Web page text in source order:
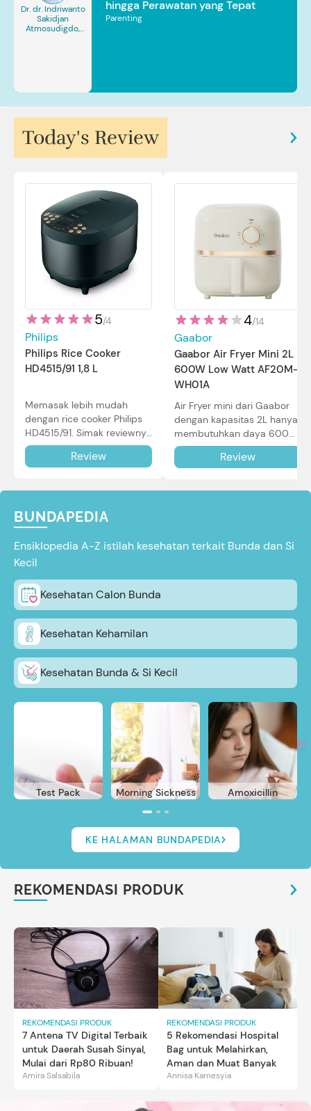
Dr. dr. Indriwanto
Sakidjan
Atmosudigdo,
hingga Perawatan yang Tepat
Parenting
Today's Review
5/4
Philips
Philips Rice Cooker
HD4515/91 1,8 L
Memasak lebih mudah
dengan rice cooker Philips
HD4515/91. Simak reviewnya
di sini.
Review
4/14
Gaabor
Gaabor Air Fryer Mini 2L
600W Low Watt AF20M-
WH01A
Air Fryer mini dari Gaabor
dengan kapasitas 2L hanya
membutuhkan daya 600W
dalam pemakaian. Simak
review selengkapnya di sini.
Review
BUNDAPEDIA
Ensiklopedia A-Z istilah kesehatan terkait Bunda dan Si
Kecil
Kesehatan Calon Bunda
Kesehatan Kehamilan
Kesehatan Bunda & Si Kecil
Test Pack Morning Sickness Amoxicillin
KE HALAMAN BUNDAPEDIA
REKOMENDASI PRODUK
REKOMENDASI PRODUK
7 Antena TV Digital Terbaik
untuk Daerah Susah Sinyal,
Mulai dari Rp80 Ribuan!
Amira Salsabila
REKOMENDASI PRODUK
5 Rekomendasi Hospital
Bag untuk Melahirkan,
Aman dan Muat Banyak
Annisa Karnesyia